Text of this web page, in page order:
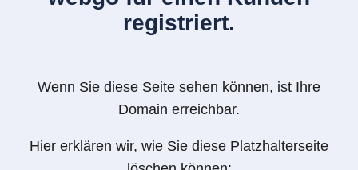
registriert.
Wenn Sie diese Seite sehen können, ist Ihre
Domain erreichbar.
Hier erklären wir, wie Sie diese Platzhalterseite